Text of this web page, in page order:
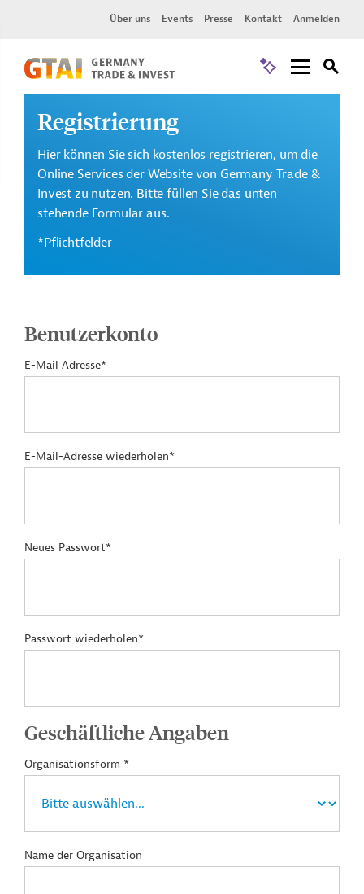
Über uns Events Presse Kontakt Anmelden
Registrierung
Hier können Sie sich kostenlos registrieren, um die
Online Services der Website von Germany Trade &
Invest zu nutzen. Bitte füllen Sie das unten
stehende Formular aus.
*Pflichtfelder
Benutzerkonto
E-Mail Adresse*
E-Mail-Adresse wiederholen*
Neues Passwort*
Passwort wiederholen*
Geschäftliche Angaben
Organisationsform *
Name der Organisation